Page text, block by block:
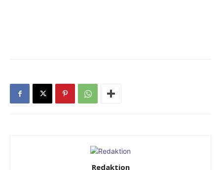
Redaktion